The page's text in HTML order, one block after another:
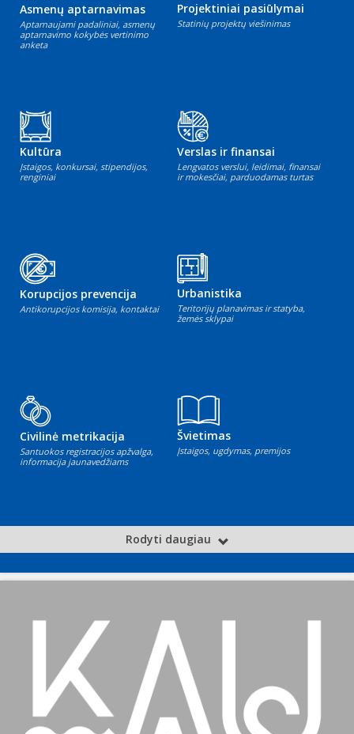
Asmenų aptarnavimas
Aptarnaujami padaliniai, asmenų
aptarnavimo kokybės vertinimo
anketa
Projektiniai pasiūlymai
Statinių projektų viešinimas
Kultūra
Įstaigos, konkursai, stipendijos,
renginiai
Verslas ir finansai
Lengvatos verslui, leidimai, finansai
ir mokesčiai, parduodamas turtas
Korupcijos prevencija
Antikorupcijos komisija, kontaktai
Urbanistika
Teritorijų planavimas ir statyba,
žemės sklypai
Civilinė metrikacija
Santuokos registracijos apžvalga,
informacija jaunavedžiams
Švietimas
Įstaigos, ugdymas, premijos
Rodyti daugiau